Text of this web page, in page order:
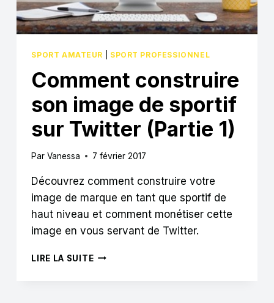
SPORT AMATEUR SPORT PROFESSIONNEL
Comment construire
son image de sportif
sur Twitter (Partie 1)
Par Vanessa 7 février 2017
Découvrez comment construire votre
image de marque en tant que sportif de
haut niveau et comment monétiser cette
image en vous servant de Twitter.
LIRE LA SUITECOMMENT